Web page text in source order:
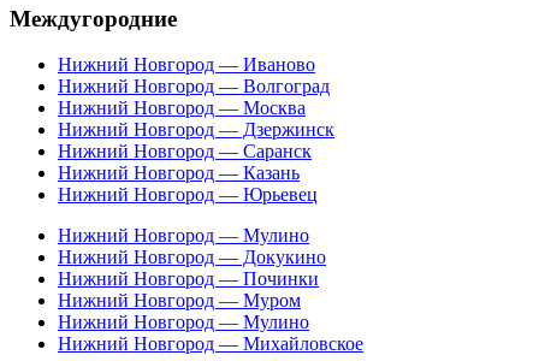
Междугородние
Нижний Новгород — Иваново
Нижний Новгород — Волгоград
Нижний Новгород — Москва
Нижний Новгород — Дзержинск
Нижний Новгород — Саранск
Нижний Новгород — Казань
Нижний Новгород — Юрьевец
Нижний Новгород — Мулино
Нижний Новгород — Докукино
Нижний Новгород — Починки
Нижний Новгород — Муром
Нижний Новгород — Мулино
Нижний Новгород — Михайловское